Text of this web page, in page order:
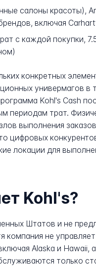
салоны красоты),
включая
с каждой покупки,
конкретных
универмагов в
Kohl's Cash
периодам трат.
выполнения
цифровых
локации для
Kohl's?
Штатов и не
не
Alaska и Hawaii,
только